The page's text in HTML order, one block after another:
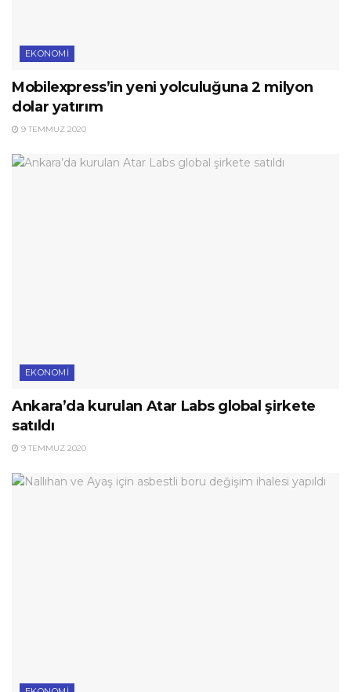
EKONOMI
Mobilexpress’in yeni yolculuğuna 2 milyon
dolar yatırım
9 TEMMUZ 2020
EKONOMI
Ankara’da kurulan Atar Labs global şirkete
satıldı
9 TEMMUZ 2020